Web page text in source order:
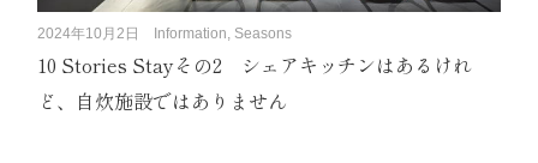
2024年10月2日 Information, Seasons
10 Stories Stayその2 シェアキッチンはあるけれ
ど、自炊施設ではありません